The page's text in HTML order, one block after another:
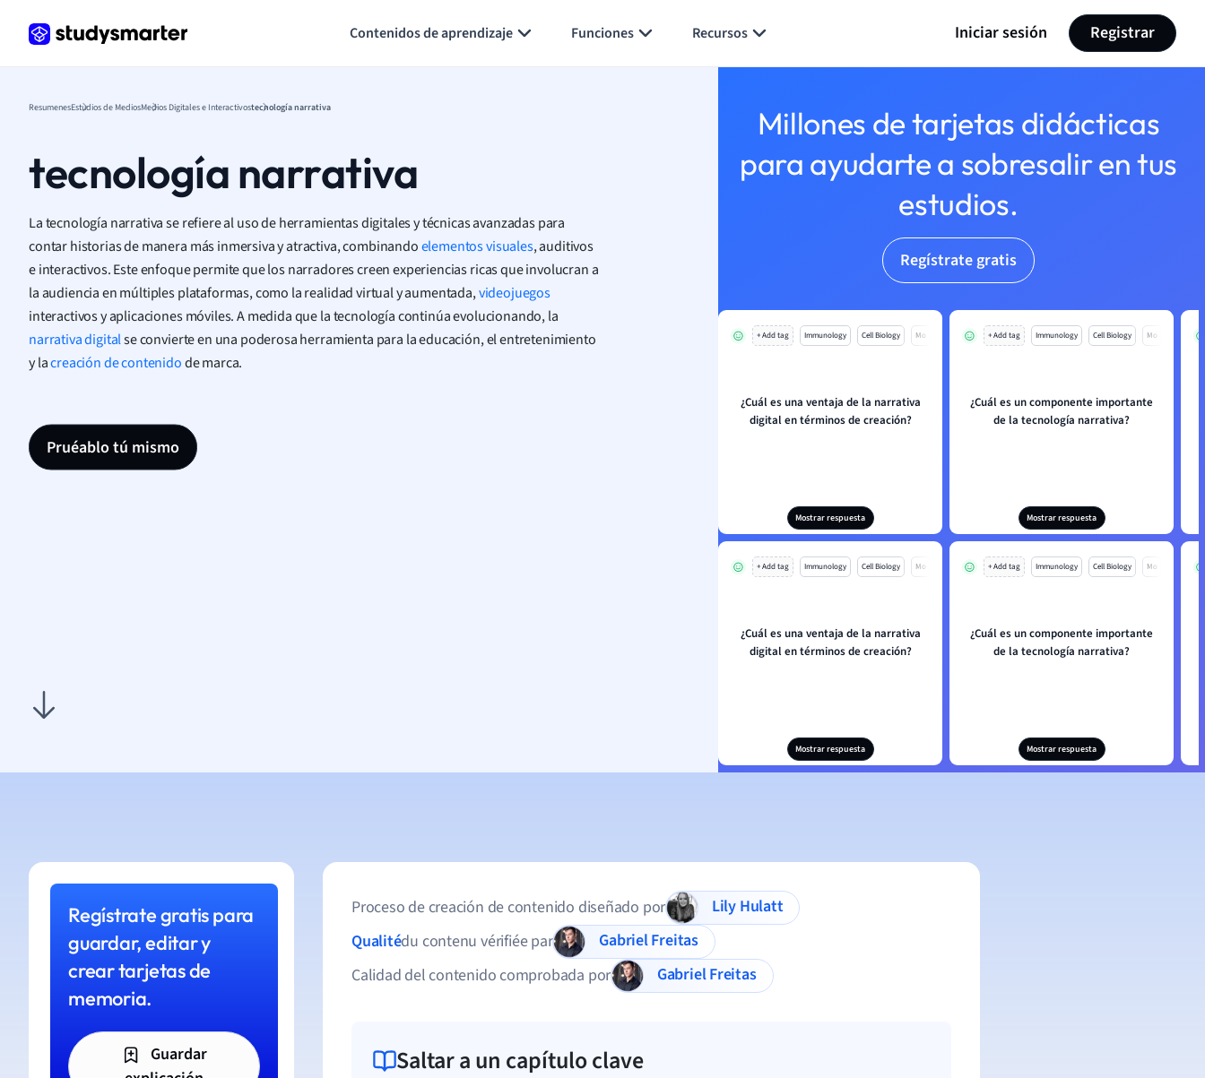
Contenidos de aprendizaje Funciones Recursos Iniciar sesión Registrar
ResumenesEstudios de MediosMedios Digitales e Interactivostecnología narrativa
tecnología narrativa
La tecnología narrativa se refiere al uso de herramientas digitales y técnicas avanzadas para
contar historias de manera más inmersiva y atractiva, combinandoelementos visuales, auditivos
e interactivos. Este enfoque permite que los narradores creen experiencias ricas que involucran a
la audiencia en múltiples plataformas, como la realidad virtual y aumentada,videojuegos
interactivos y aplicaciones móviles. A medida que la tecnología continúa evolucionando, la
narrativa digitalse convierte en una poderosa herramienta para la educación, el entretenimiento
y lacreación de contenidode marca.
Pruéablo tú mismo
Millones de tarjetas didácticas
para ayudarte a sobresalir en tus
estudios.
Regístrate gratis
+ Add tag Immunology Cell Biology Mo
¿Cuál es una ventaja de la narrativa
digital en términos de creación?
Mostrar respuesta
+ Add tag Immunology Cell Biology Mo
¿Cuál es un componente importante
de la tecnología narrativa?
Mostrar respuesta
+ Add tag Immunology Cell Biology Mo
¿Cuál es una ventaja de la narrativa
digital en términos de creación?
Mostrar respuesta
+ Add tag Immunology Cell Biology Mo
¿Cuál es un componente importante
de la tecnología narrativa?
Mostrar respuesta
Regístrate gratis para
guardar, editar y
crear tarjetas de
memoria.
Guardar
Proceso de creación de contenido diseñado por
Lily Hulatt
Qualitédu contenu vérifiée par
Gabriel Freitas
Calidad del contenido comprobada por
Gabriel Freitas
Saltar a un capítulo clave